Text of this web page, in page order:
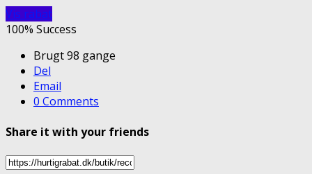
Vis rabat
100% Success
Brugt 98 gange
Del
Email
0 Comments
Share it with your friends